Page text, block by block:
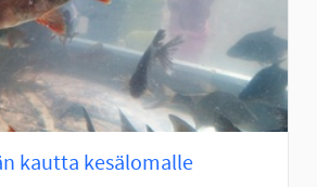
kautta kesälomalle